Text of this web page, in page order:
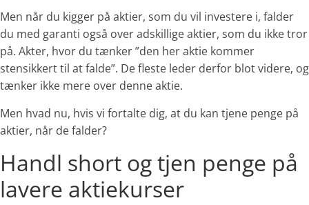
Men når du kigger på aktier, som du vil investere i, falder
du med garanti også over adskillige aktier, som du ikke tror
på. Akter, hvor du tænker ”den her aktie kommer
stensikkert til at falde”. De fleste leder derfor blot videre, og
tænker ikke mere over denne aktie.
Men hvad nu, hvis vi fortalte dig, at du kan tjene penge på
aktier, når de falder?
Handl short og tjen penge på
lavere aktiekurser